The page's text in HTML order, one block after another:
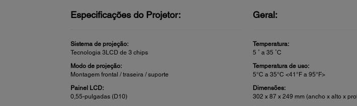
Especificações do Projetor:
Sistema de projeção:
Tecnologia 3LCD de 3 chips
Modo de projeção:
Montagem frontal / traseira / suporte
Painel LCD:
0,55-pulgadas (D10)
Geral:
Temperatura:
5 ˚ a 35 ˚C
Temperatura de uso:
5°C a 35°C <41°F a 95°F>
Dimensões:
302 x 87 x 249 mm (ancho x alto x